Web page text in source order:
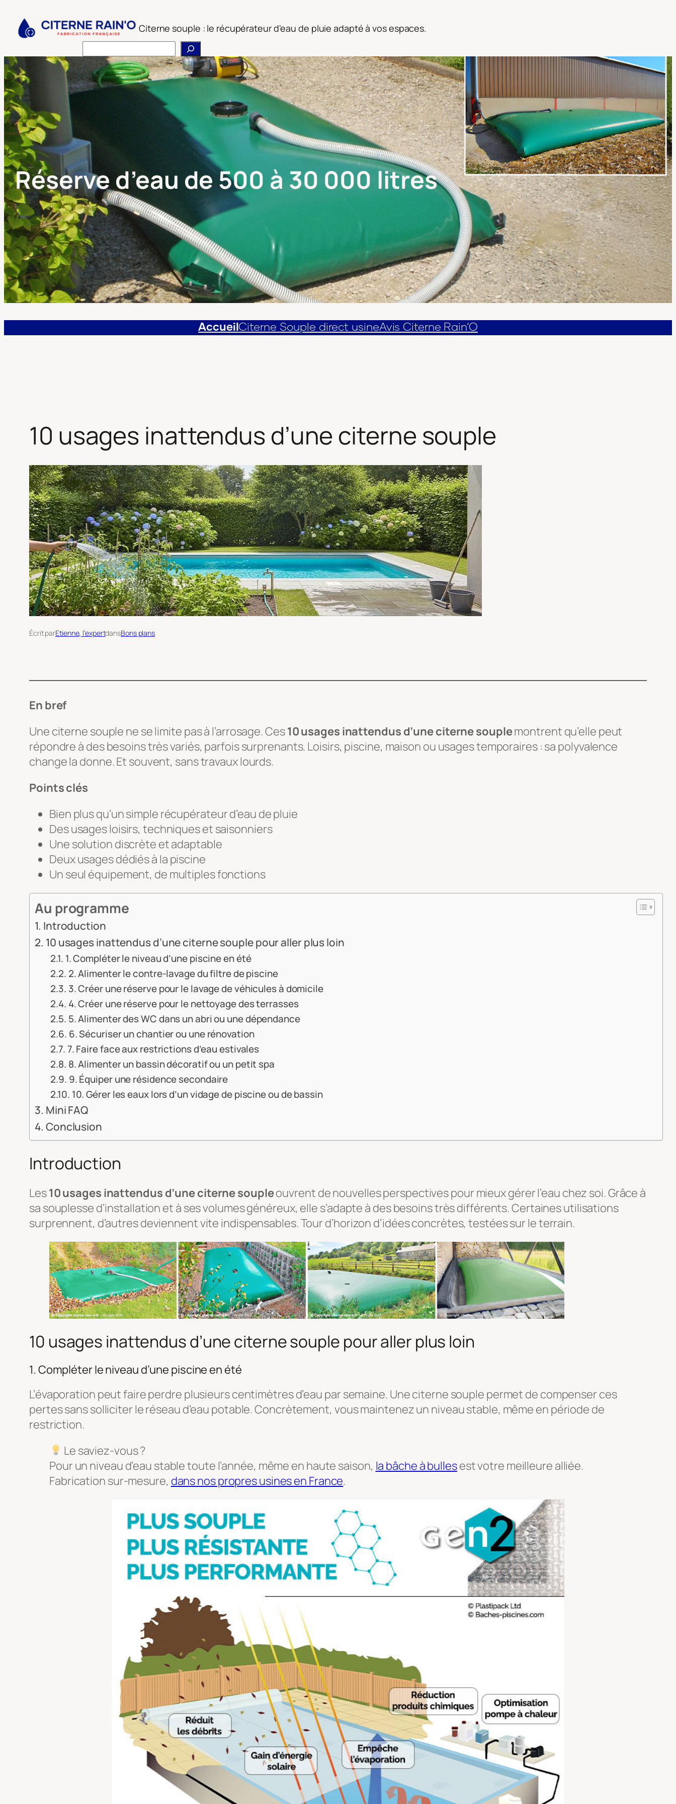
contenu
Citerne souple : le récupérateur d'eau de pluie adapté à vos espaces.
Réserve d’eau de 500 à 30 000 litres
Accueil Citerne Souple direct usineAvis Citerne Rain’O
10 usages inattendus d’une citerne souple
Écrit parEtienne, l’expertdansBons plans
En bref
Une citerne souple ne se limite pas à l’arrosage. Ces10 usages inattendus d’une citerne souplemontrent qu’elle peut
répondre à des besoins très variés, parfois surprenants. Loisirs, piscine, maison ou usages temporaires : sa polyvalence
change la donne. Et souvent, sans travaux lourds.
Points clés
Bien plus qu’un simple récupérateur d’eau de pluie
Des usages loisirs, techniques et saisonniers
Une solution discrète et adaptable
Deux usages dédiés à la piscine
Un seul équipement, de multiples fonctions
Au programme
Introduction
10 usages inattendus d’une citerne souple pour aller plus loin
1. Compléter le niveau d’une piscine en été
2. Alimenter le contre-lavage du filtre de piscine
3. Créer une réserve pour le lavage de véhicules à domicile
4. Créer une réserve pour le nettoyage des terrasses
5. Alimenter des WC dans un abri ou une dépendance
6. Sécuriser un chantier ou une rénovation
7. Faire face aux restrictions d’eau estivales
8. Alimenter un bassin décoratif ou un petit spa
9. Équiper une résidence secondaire
10. Gérer les eaux lors d’un vidage de piscine ou de bassin
Mini FAQ
Conclusion
Introduction
Les10 usages inattendus d’une citerne soupleouvrent de nouvelles perspectives pour mieux gérer l’eau chez soi. Grâce à
sa souplesse d’installation et à ses volumes généreux, elle s’adapte à des besoins très différents. Certaines utilisations
surprennent, d’autres deviennent vite indispensables. Tour d’horizon d’idées concrètes, testées sur le terrain.
10 usages inattendus d’une citerne souple pour aller plus loin
1. Compléter le niveau d’une piscine en été
L’évaporation peut faire perdre plusieurs centimètres d’eau par semaine. Une citerne souple permet de compenser ces
pertes sans solliciter le réseau d’eau potable. Concrètement, vous maintenez un niveau stable, même en période de
restriction.
Le saviez-vous ?
Pour un niveau d’eau stable toute l’année, même en haute saison, la bâche à bullesest votre meilleure alliée.
Fabrication sur-mesure, dans nos propres usines en France.